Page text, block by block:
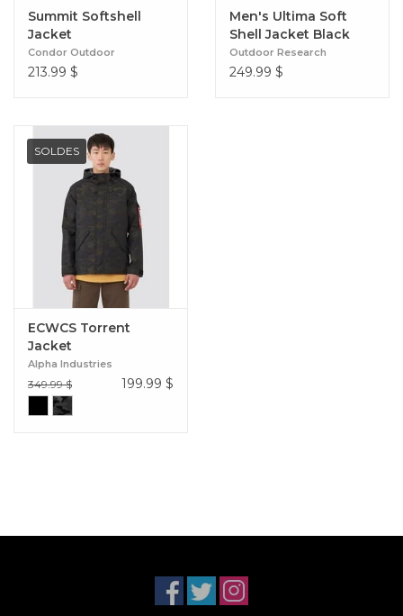
Summit Softshell
Jacket
Condor Outdoor
213.99 $
Men's Ultima Soft
Shell Jacket Black
Outdoor Research
249.99 $
SOLDES
ECWCS Torrent
Jacket
Alpha Industries
349.99 $ 199.99 $